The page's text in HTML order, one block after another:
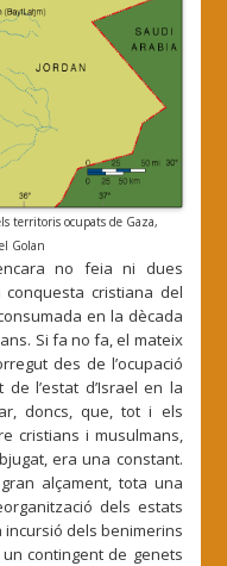
territoris ocupats de Gaza,
Golan
no feia ni dues
conquesta cristiana del
en la dècada
Si fa no fa, el mateix
des de l’ocupació
l’estat d’Israel en la
doncs, que, tot i els
cristians i musulmans,
era una constant.
alçament, tota una
dels estats
incursió dels benimerins
contingent de genets